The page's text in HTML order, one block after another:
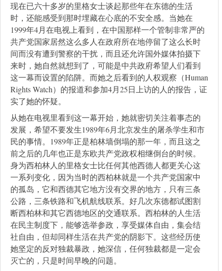
现在已六十多岁的里格女士谈起那些年在东德的生活
时，还能感受到那时埋藏在心底的不安全感。当她在
1999年4月在电视上看到，在中国那样一个管制非常严的
共产党国家居然这么多人在政府所在地停留了这么长时
间而没有遭到警察的干扰，而且还允许国外媒体拍摄下
来时，她自然就想到了，可能是中共政府希望人们看到
这一幕而设置的陷阱。而她之后看到的人权观察（Human
Rights Watch）的报道和参加4月25日上访的人的报告，证
实了她的怀疑。
从她在电视里看到这一幕开始，她就密切关注着事态的
发展，希望不要发生1989年6月北京发生的屠杀学生和市
民的事情。1989年正是柏林墙倒塌的那一年，而且这之
前之后的几年也正是东欧共产党政权相继倒台的时候。
身为西柏林人的里格女士比任何其他西德人都更关心这
一系列变化，因为当时的西柏林就是一个共产党国家中
的孤岛，它和西德其它地方没有交界的地方，只有三条
公路，三条铁路和飞机航线联系。好几次东德都试图割
断西柏林和其它西德地区的交通联系。西柏林的人生活
在民主制度下，能够选举参政，享受媒体自由，集会结
社自由，但却同样生活在共产党的阴影下。这些经历使
她坚定的反对独裁暴政，她深信，任何独裁都是一定会
灭亡的，只是时间早晚的问题。